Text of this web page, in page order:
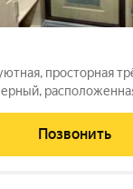
просторная
Этот вариант
комфорт и
Позвонить